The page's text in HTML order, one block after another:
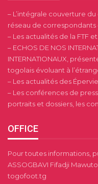
– L’intégrale couverture
réseau de
– Les actualités de la FTF
– ECHOS DE NOS
INTERNATIONAUX,
togolais évoluant à
– Les actualités des
– Les conférences de
portraits et dossiers, les
OFFICE
Pour toutes informations,
ASSOGBAVI Fifadji
togofoot.tg